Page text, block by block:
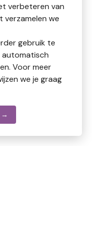
verbeteren van
verzamelen we
gebruik te
automatisch
Voor meer
we je graag
→